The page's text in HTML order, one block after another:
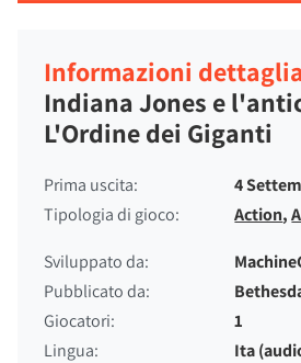
Informazioni
Indiana Jones e
L'Ordine dei Giganti
Prima uscita:
4
Tipologia di gioco:
Action,
Sviluppato da:
Pubblicato da:
Giocatori:
1
Lingua:
Ita